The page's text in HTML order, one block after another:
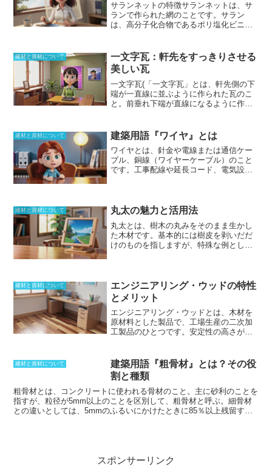
サランネットの特徴サランネットは、サ
ランで作られた網のことです。サラン
は、高分子化合物であるポリ塩化ビニリ
いることに加え難燃性であり、水もほと
んど吸収することがありません。サラン
ネットは、耐薬品性、難燃性、耐水性と
いう特徴を備えているため、網戸やエア
コンの室内機フィルターなど、さまざま
な用途で使用されています。また、手に
状は、平織と立体状の2種類があります。
平織の物はサランスクリーン、立体状に
した物はサランハニカムとして販売され
ています。耐候性ということでは、ポリ
プロピレンのほうが優れています。
建材と資材について
一文字瓦：軒先をすっきりさせる
美しい瓦
一文字瓦(「一文字瓦」とは、軒先側の下
端が一直線に並ぶように作られた瓦のこ
と。前垂れ下端が直線になるように作ら
ということは、微妙な調整が必要とな
り、高い技術が要求される。)』とは、軒
先側の下端が一直線に並ぶように作られ
た瓦のことです。 前垂れ下端が直線にな
るように作られている軒先瓦であり、一
建材と資材について 建築用語『ワイヤ』とは
ワイヤとは、針金や電線または通信ケー
ブル、銅線（ワイヤーケーブル）のこと
です。工事配線や延長コード、電気設備
可能です。建築の工事現場では吊り下
のため、ワイヤーロープは綱（つな）と
も呼ばれます。針金やピアノ線、ステン
レスなどをより合わせた物を使います。
銅やアルミニウム合金を使うのが一般的
です。この場合、機器内部などを除き、
ーブルとなります。
建材と資材について 丸太の魅力と活用法
丸太とは、樹木の丸みをそのまま生かし
た木材です。基本的には樹皮を剥いだだ
けのものを指しますが、特殊な例として
絞り丸太などの化粧丸太、そして、構造
材に用いられる丸太梁などがあります。
丸太は、欧州では旧石器時代から家の柱
や骨組に使われていたと推測されてお
り、素材としての歴史は古く、日本では
縄文時代から盛んに活用されてきまし
強く、変形も少ないなどの理由から万能
素材として扱われており、現在は住宅を
はじめとした建築物から食器などの小物
まで、幅広く活用されています。
建材と資材について
エンジニアリング・ウッドの特性
とメリット
エンジニアリング・ウッドとは、木材を
原材料とした製品で、工場生産の二次加
工製品のひとつです。安定性の高さが特
品として使うことができるほど、構造強
度を高め、施工も可能となります。ベニ
ヤなどの合板材は根本的に異なる物であ
り、エンジニアリング・ウッドと呼ばれ
ることはありません。二次加工で作り上
げるため、どんな長さの物でも作ること
用が期待されています
建材と資材について
建築用語『粗骨材』とは？その役
割と種類
粗骨材とは、コンクリートに使われる骨材のこと 。主に砂利のことを
指すが、粒径が5mm以上のことを区別して、粗骨材と呼ぶ。細骨材
との違いとしては、5mmのふるいにかけたときに85％以上残留する
応の原因を作らない物を選ばなければならない。塩分が極力含まれて
いないことも重要で、粗骨材の質が、コンクリートの質に大きく影響
スポンサーリンク